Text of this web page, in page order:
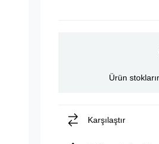
Ürün
Karşılaştır